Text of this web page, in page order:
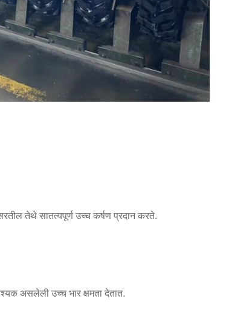
तेथे सातत्यपूर्ण उच्च कर्षण प्रदान करते.
असलेली उच्च भार क्षमता देतात.